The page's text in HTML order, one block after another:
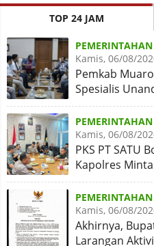
TOP 24 JAM
PEMERINTAHAN
Kamis, 06/08/
Pemkab
Spesialis
Disiapkan Naik
PEMERINTAHAN
Kamis, 06/08/
PKS PT SATU
Kapolres
PEMERINTAHAN
Kamis, 06/08/
Akhirnya,
Larangan